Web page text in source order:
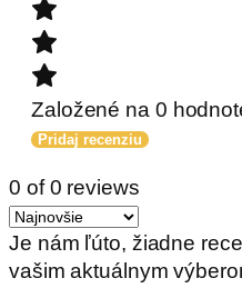
Založené na 0
Pridaj recenziu
0 of 0 reviews
Je nám ľúto, žiadne
vašim aktuálnym